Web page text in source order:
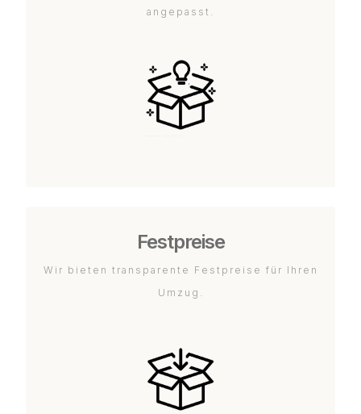
angepasst.
Festpreise
Wir bieten transparente Festpreise für Ihren
Umzug.